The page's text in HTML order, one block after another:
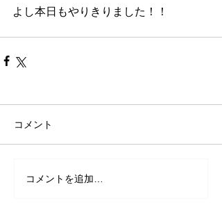
よし本日もやりきりました！！
コメント
コメントを追加…